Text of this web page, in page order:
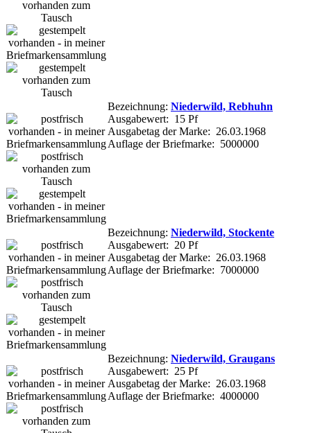
Bezeichnung: Niederwild, Rebhuhn
Ausgabewert: 15 Pf
Ausgabetag der Marke: 26.03.1968
Auflage der Briefmarke: 5000000
Bezeichnung: Niederwild, Stockente
Ausgabewert: 20 Pf
Ausgabetag der Marke: 26.03.1968
Auflage der Briefmarke: 7000000
Bezeichnung: Niederwild, Graugans
Ausgabewert: 25 Pf
Ausgabetag der Marke: 26.03.1968
Auflage der Briefmarke: 4000000